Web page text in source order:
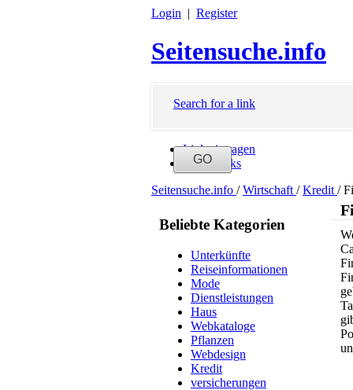
Login | Register
Seitensuche.info
Search for a link
Link eintragen
Neue Links
Seitensuche.info / Wirtschaft/ Kredit/
Beliebte Kategorien
Unterkünfte
Reiseinformationen
Mode
Dienstleistungen
Haus
Webkataloge
Pflanzen
Webdesign
Kredit
versicherungen